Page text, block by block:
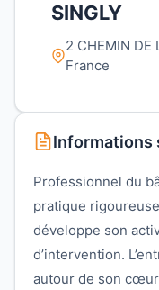
SINGLY
2 CHEMIN DE
France
Informations
Professionnel du
pratique
développe son
d’intervention.
autour de son